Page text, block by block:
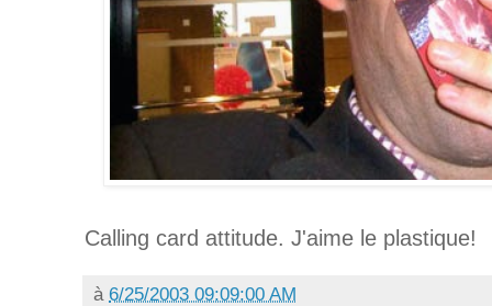
Calling card attitude. J'aime le plastique!
à 6/25/2003 09:09:00 AM